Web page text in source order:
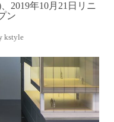
2019年10月21日リニ
ン
kstyle